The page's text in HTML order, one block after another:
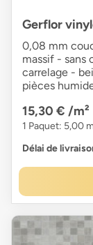
Gerflor
0,08 mm
massif - sans
carrelage -
pièces
15,30 € /m²
1 Paquet: 5,00
Délai de